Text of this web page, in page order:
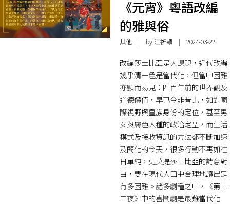
《元宵》粵語改編
的雅與俗
其他| by江祈穎| 2024-03-22
改編莎士比亞是大課題，近代改編
幾乎清一色是當代化，但當中困難
亦顯而易見：四百年前的世界觀及
道德價值，早已今非昔比，如對國
際視野與皇族身份的定位，甚至男
女與膚色人種的政治定型，而生活
模式及接收資訊的方法都不斷加速
及簡化的今天，很多行動不再如往
日單純，更莫提莎士比亞的詩意對
白，要在現代人口中合理地讀出是
有多困難。諸多劇種之中，《第十
二夜》中的喜鬧劇是最難當代化